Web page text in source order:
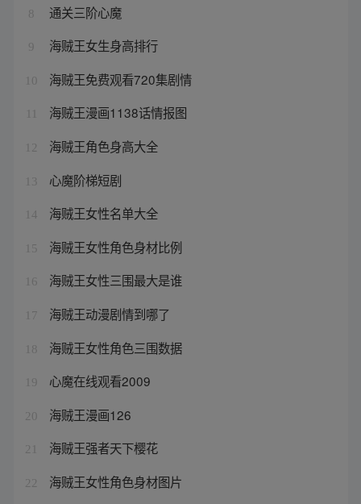
8 通关三阶心魔
9 海贼王女生身高排行
10 海贼王免费观看720集剧情
海贼王漫画1138话情报图
12 海贼王角色身高大全
13 心魔阶梯短剧
14 海贼王女性名单大全
15 海贼王女性角色身材比例
16 海贼王女性三围最大是谁
17 海贼王动漫剧情到哪了
18 海贼王女性角色三围数据
19 心魔在线观看2009
20 海贼王漫画126
21 海贼王强者天下樱花
22 海贼王女性角色身材图片